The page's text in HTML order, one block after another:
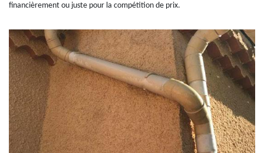
financièrement ou juste pour la compétition de prix.